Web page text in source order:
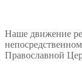
Наше движение
Православной